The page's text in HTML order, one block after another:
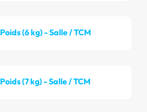
Poids (6 kg) - Salle / TCM
Poids (7 kg) - Salle / TCM